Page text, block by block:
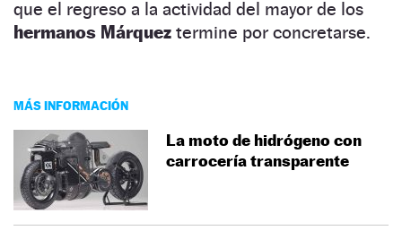
que el regreso a la actividad del mayor de los
hermanos Márquez termine por concretarse.
MÁS INFORMACIÓN
La moto de hidrógeno con
carrocería transparente